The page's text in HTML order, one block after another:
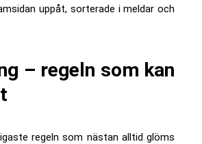
uppåt, sorterade i meldar och
– regeln som kan
regeln som nästan alltid glöms